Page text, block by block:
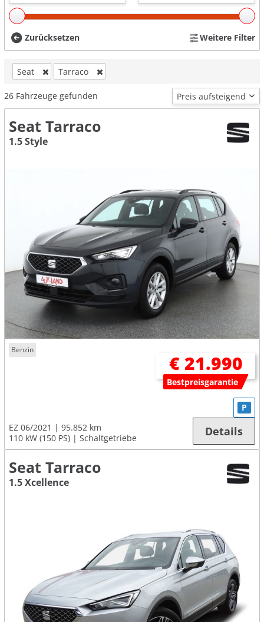
Zurücksetzen Weitere Filter
Seat Tarraco
26 Fahrzeuge gefunden
Seat Tarraco
1.5 Style
Benzin
€ 21.990
Bestpreisgarantie
EZ 06/2021
95.852 km
110 kW (150 PS)
Schaltgetriebe
P
Details
Seat Tarraco
1.5 Xcellence